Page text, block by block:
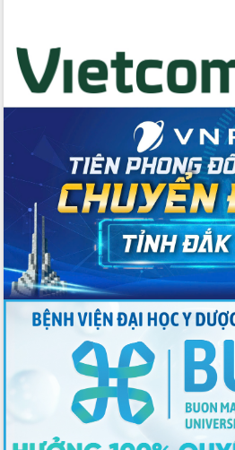
nhất, Quốc hội khóa XVI
Quyết liệt cải cách hành chính, khơi
thông nguồn lực phát triển
Nâng cao hiệu lực, hiệu quả HĐND
tỉnh thông qua hiện đại hóa hành chính
Xã Ea Phê gắn cải cách hành chính với
chuyển đổi số
Phó Chủ tịch Thường trực UBND tỉnh
Hồ Thị Nguyên Thảo làm việc tại Trung
tâm Phục vụ hành chính công xã Ea
Phê
Xây dựng nền hành chính số đồng
hành cùng nông dân dân, doanh nghiệp
Giai đoạn 2026-2030, Đắk Lắk phấn
đấu có 77% xã đạt chuẩn nông thôn
Chuyển đổi số 'mở đường' cho nông
nghiệp Đắk Lắk tăng trưởng bứt phá
Triển khai đồng bộ đo đạc, lập hồ sơ
địa chính, hoàn thiện cơ sở dữ liệu đất